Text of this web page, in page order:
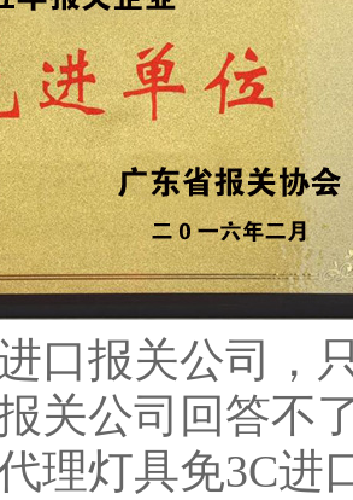
口报关公司，
关公司回答不
理灯具免3C进